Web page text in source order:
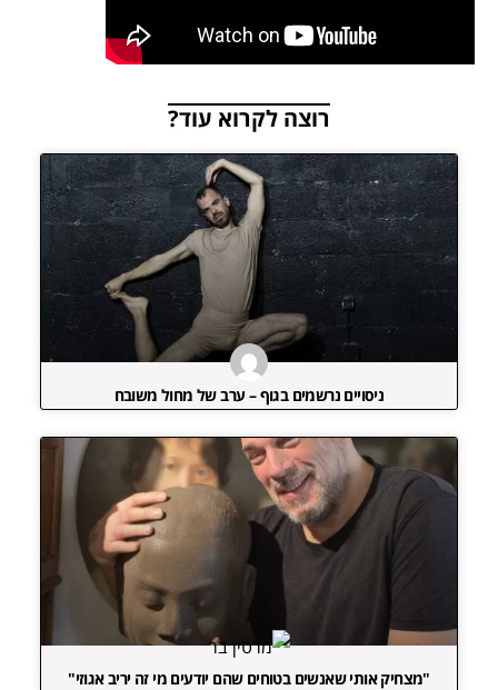
רוצה לקרוא עוד?
ניסויים נרשמים בגוף – ערב של מחול משובח
"מצחיק אותי שאנשים בטוחים שהם יודעים מי זה יריב אגוזי"